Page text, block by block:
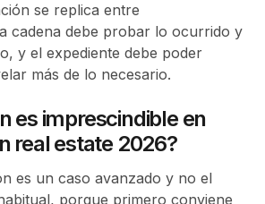
se replica entre
cadena debe probar lo ocurrido y
y el expediente debe poder
más de lo necesario.
es imprescindible en
real estate 2026?
es un caso avanzado y no el
porque primero conviene